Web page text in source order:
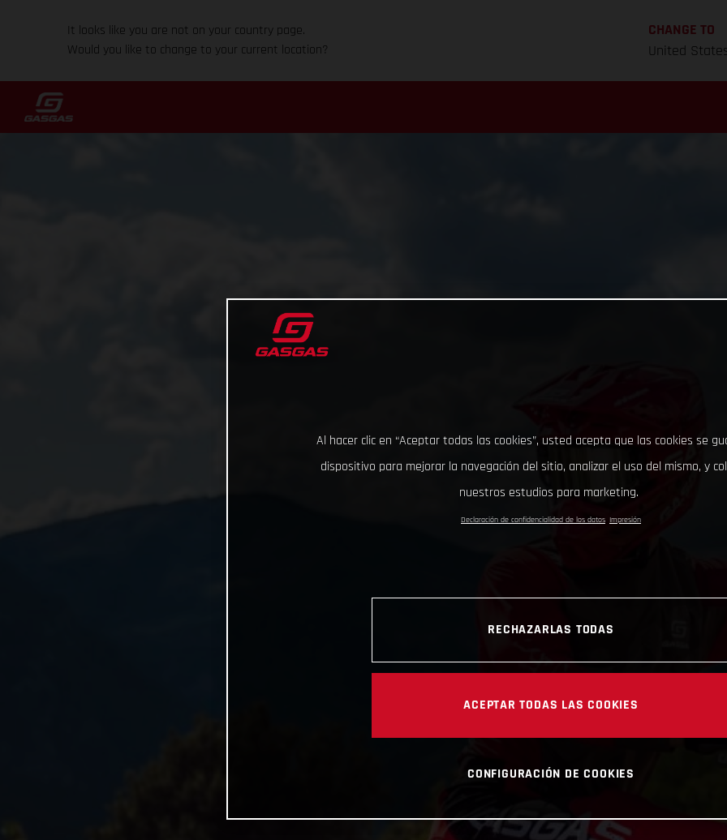
It looks like you are not on your country page.
Would you like to change to your current location?
CHANGE TO
United
Al hacer clic en “Aceptar todas las cookies”, usted acepta que las cookies se
dispositivo para mejorar la navegación del sitio, analizar el uso del mismo, y
nuestros estudios para marketing.
Declaración de confidencialidad de los datos Impresión
RECHAZARLAS TODAS
ACEPTAR TODAS LAS COOKIES
CONFIGURACIÓN DE COOKIES